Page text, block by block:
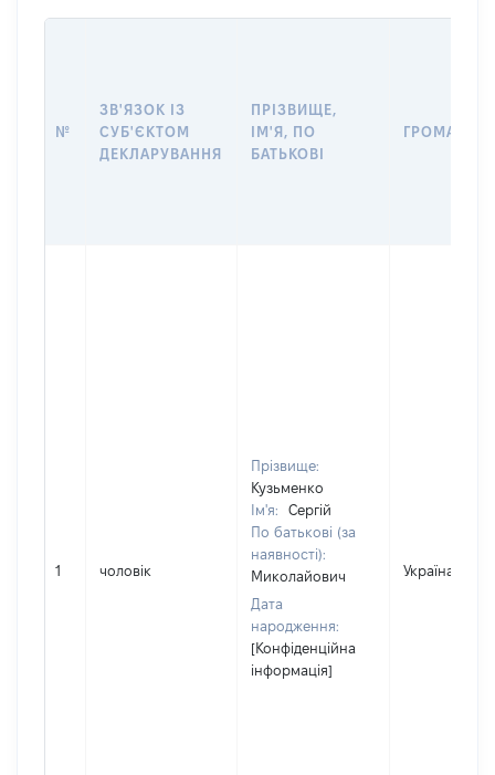
№
ЗВ'ЯЗОК ІЗ
СУБ'ЄКТОМ
ДЕКЛАРУВАННЯ
ПРІЗВИЩЕ,
ІМ'Я, ПО
БАТЬКОВІ
1 чоловік
Прізвище:
Кузьменко
Ім'я:
Сергій
По батькові (за
наявності):
Миколайович
Дата
народження:
[Конфіденційна
інформація]
Україна